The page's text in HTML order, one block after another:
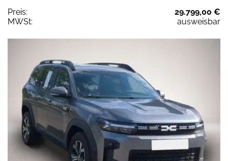
Preis:
29.799,00 €
MWSt:
ausweisbar